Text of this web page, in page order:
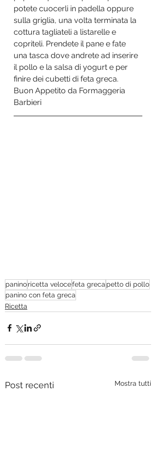
potete cuocerli in padella oppure
sulla griglia, una volta terminata la
cottura tagliateli a listarelle e
copriteli. Prendete il pane e fate
una tasca dove andrete ad inserire
il pollo e la salsa di yogurt e per
finire dei cubetti di feta greca.
Buon Appetito da Formaggeria
Barbieri
paninoricetta velocefeta greca petto di pollo
panino con feta greca
Ricetta
Post recenti Mostra tutti